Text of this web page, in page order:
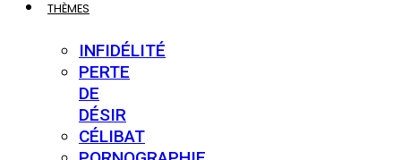
THÈMES
INFIDÉLITÉ
PERTE
DE
DÉSIR
CÉLIBAT